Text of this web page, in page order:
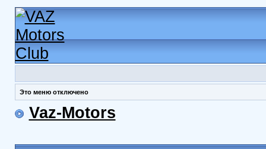
Это меню отключено
Vaz-Motors